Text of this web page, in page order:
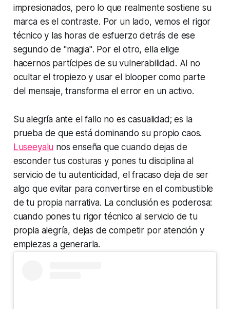
impresionados, pero lo que realmente sostiene su
marca es el contraste. Por un lado, vemos el rigor
técnico y las horas de esfuerzo detrás de ese
segundo de "magia". Por el otro, ella elige
hacernos partícipes de su vulnerabilidad. Al no
ocultar el tropiezo y usar el
bloopercomo parte
del mensaje, transforma el error en un activo.
Su alegría ante el fallo no es casualidad; es la
prueba de que está dominando su propio caos.
Luseeyalu nos enseña que cuando dejas de
esconder tus costuras y pones tu disciplina al
servicio de tu autenticidad, el fracaso deja de ser
algo que evitar para convertirse en el combustible
de tu propia narrativa. La conclusión es poderosa:
cuando pones tu rigor técnico al servicio de tu
propia alegría, dejas de competir por atención y
empiezas a generarla.